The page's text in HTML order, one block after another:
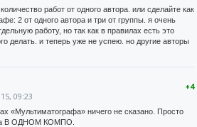
работ от одного автора. или сделайте как
2 от одного автора и три от группы. я очень
работу, но так как в правилах есть это
делать. и теперь уже не успею. но другие авторы
+4
09:23
«Мультиматографа» ничего не сказано. Просто
В ОДНОМ КОМПО.